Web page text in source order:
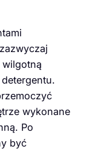
wykonane
Po
być